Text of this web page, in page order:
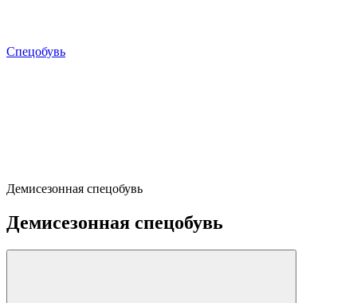
Спецобувь
Демисезонная спецобувь
Демисезонная спецобувь